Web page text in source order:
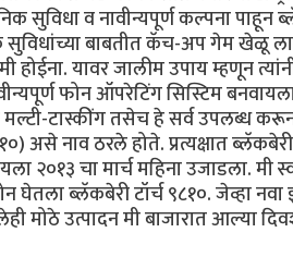
सुविधा व नावीन्यपूर्ण कल्पना पाहून
बाबतीत कॅच-अप गेम खेळू
होईना. यावर जालीम उपाय म्हणून
फोन ऑपरेटिंग सिस्टिम
टास्कींग तसेच हे सर्व उपलब्ध करून
असे नाव ठरले होते. प्रत्यक्षात
२०१३ चा मार्च महिना उजाडला.
घेतला ब्लॅकबेरी टॉर्च ९८१०. जेव्हा
मोठे उत्पादन मी बाजारात आल्या